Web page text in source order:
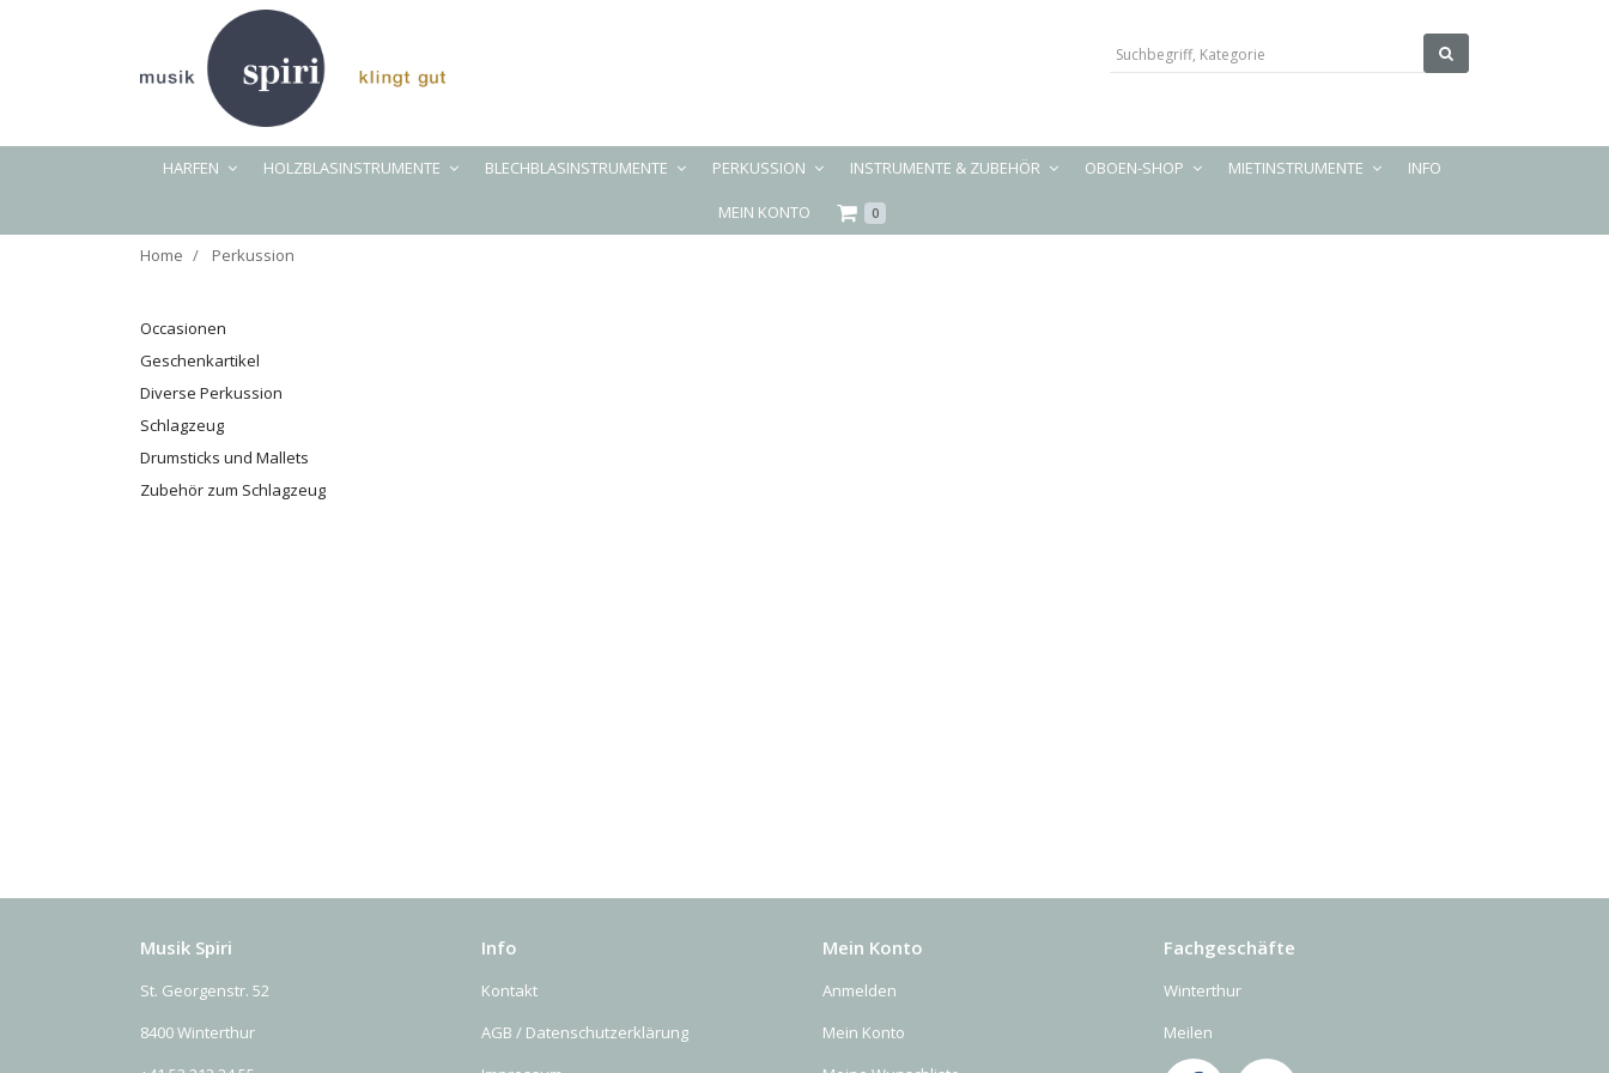
HARFEN HOLZBLASINSTRUMENTE BLECHBLASINSTRUMENTE PERKUSSION INSTRUMENTE & ZUBEHÖR OBOEN-SHOP MIETINSTRUMENTE INFO
MEIN KONTO 0
Home Perkussion
Occasionen
Geschenkartikel
Diverse Perkussion
Schlagzeug
Drumsticks und Mallets
Zubehör zum Schlagzeug
Musik Spiri
St. Georgenstr. 52
8400 Winterthur
Info
Kontakt
AGB / Datenschutzerklärung
Mein Konto
Anmelden
Mein Konto
Fachgeschäfte
Winterthur
Meilen